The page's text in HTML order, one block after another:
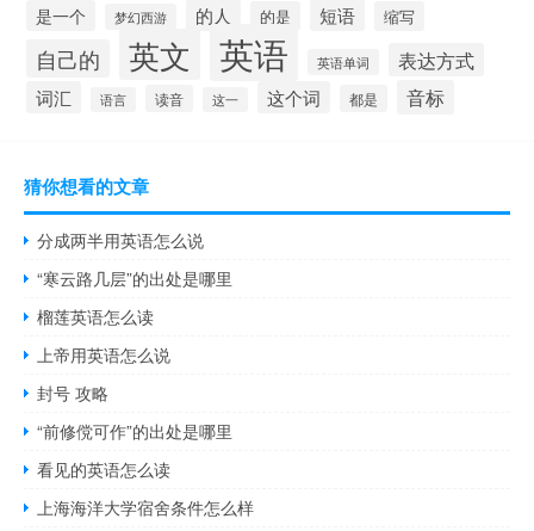
是一个 梦幻西游 的人 的是 短语 缩写
自己的 英文 英语 英语单词 表达方式
词汇 语言 读音 这一 这个词 都是 音标
猜你想看的文章
分成两半用英语怎么说
“寒云路几层”的出处是哪里
榴莲英语怎么读
上帝用英语怎么说
封号 攻略
“前修傥可作”的出处是哪里
看见的英语怎么读
上海海洋大学宿舍条件怎么样